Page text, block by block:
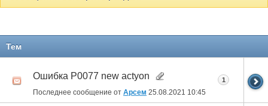
Тем
Ошибка Р0077 new actyon
Последнее сообщение от Арсем 25.08.2021 10:45
1